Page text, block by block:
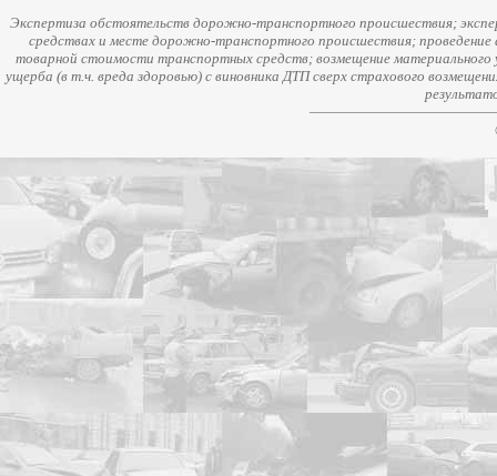
Экспертиза обстоятельств дорожно-транспортного происшествия;
средствах и месте дорожно-транспортного происшествия;
товарной стоимости транспортных средств; возмещение
ущерба (в т.ч. вреда здоровью) с виновника ДТП сверх страхового